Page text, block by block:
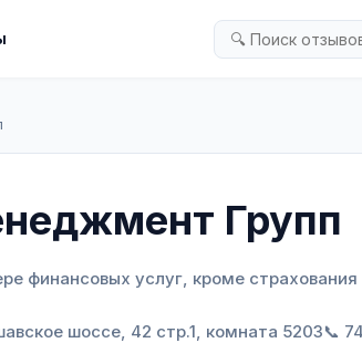
Групп
финансовых услуг, кроме страхования
шоссе, 42 стр.1, комната 5203📞